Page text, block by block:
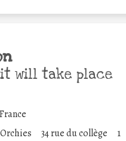
it will take place
France
Orchies 34 rue du collège 1